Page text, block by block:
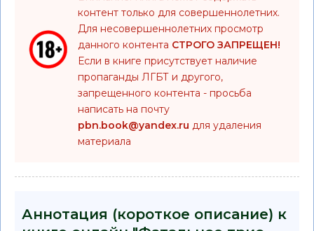
контент только для совершеннолетних.
Для несовершеннолетних просмотр
данного контента СТРОГО ЗАПРЕЩЕН!
Если в книге присутствует наличие
пропаганды ЛГБТ и другого,
запрещенного контента - просьба
написать на почту
pbn.book@yandex.ru для удаления
материала
Аннотация (короткое описание) к